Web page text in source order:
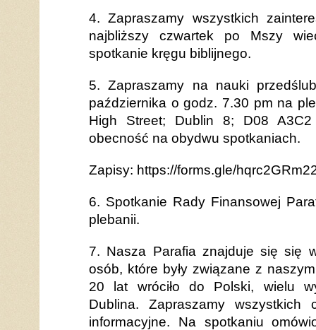
4. Zapraszamy wszystkich
najbliższy czwartek po Mszy
spotkanie kręgu biblijnego.
5. Zapraszamy na nauki
października o godz. 7.30 pm na
High Street; Dublin 8; D08 A3C2
obecność na obydwu spotkaniach.
Zapisy: https://forms.gle/
6. Spotkanie Rady Finansowej
plebanii.
7. Nasza Parafia znajduje się się
osób, które były związane z
20 lat wróciło do Polski, wielu
Dublina. Zapraszamy wszystkich
informacyjne. Na spotkaniu